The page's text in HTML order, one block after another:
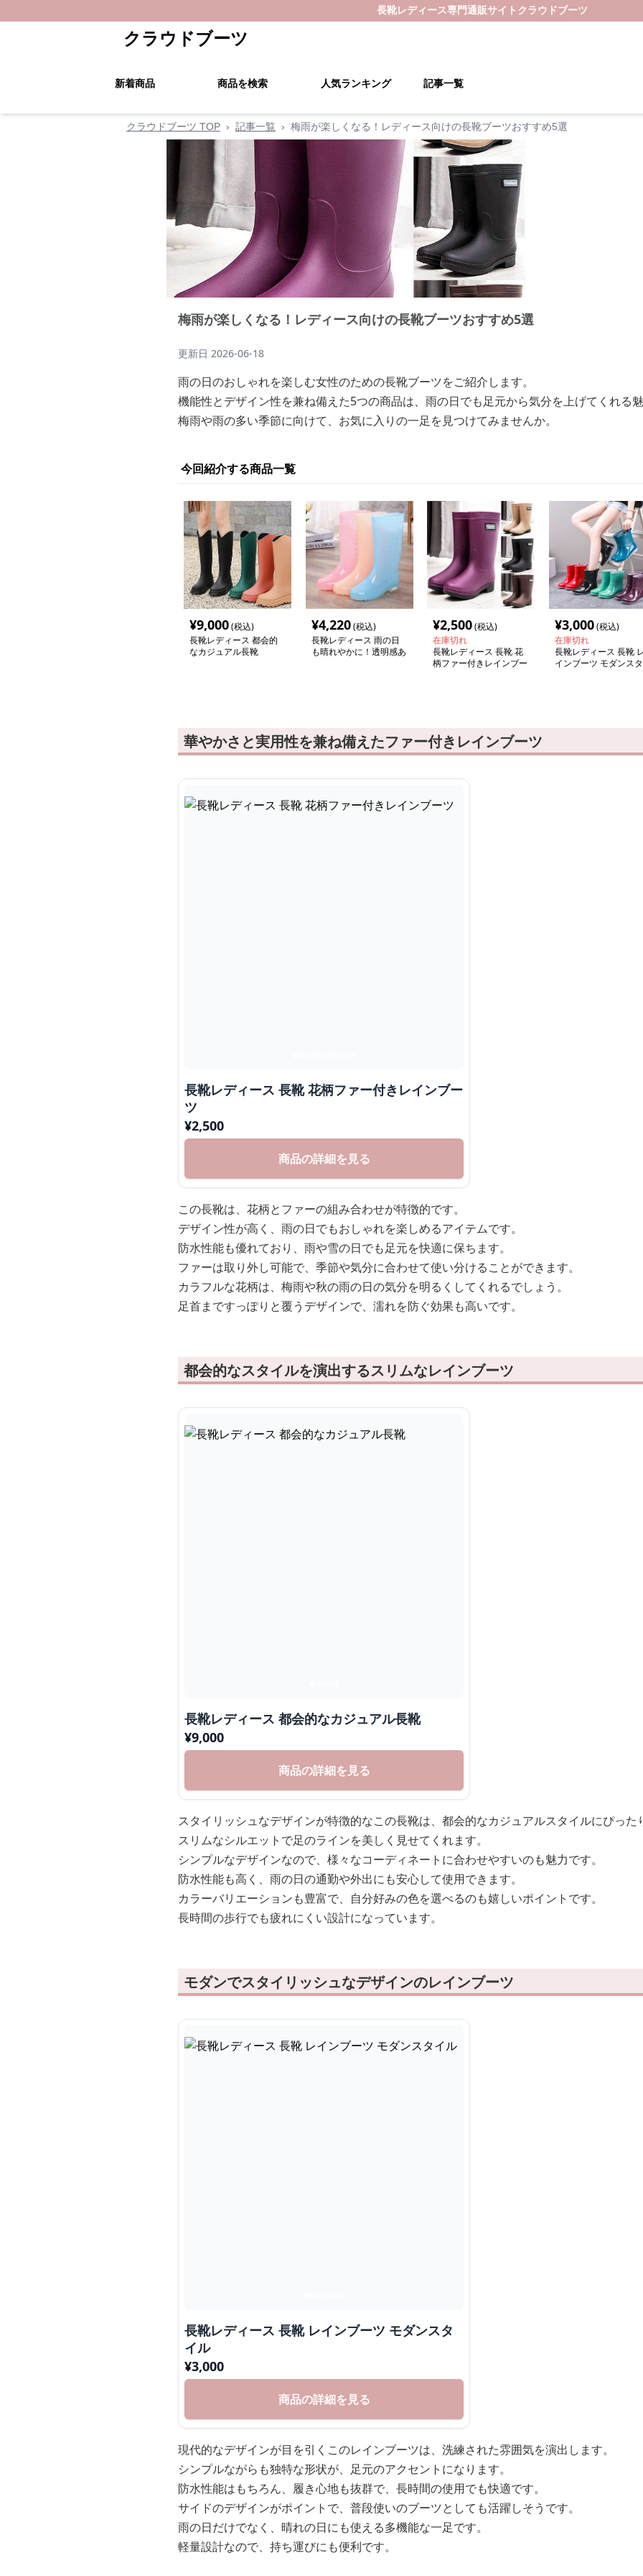
長靴レディース専門通販サイト クラウドブーツ
クラウドブーツ
新着商品 商品を検索 人気ランキング 記事一覧
クラウドブーツ TOP › 記事一覧 › 梅雨が楽しくなる！レディース向けの長靴ブーツおすすめ5選
梅雨が楽しくなる！レディース向けの長靴ブーツおすすめ5選
更新日 2026-06-18
雨の日のおしゃれを楽しむ女性のための長靴ブーツをご紹介します。
機能性とデザイン性を兼ね備えた5つの商品は、雨の日でも足元から気分を上げてくれる
梅雨や雨の多い季節に向けて、お気に入りの一足を見つけてみませんか。
今回紹介する商品一覧
¥9,000(税込)
長靴レディース 都会的
なカジュアル長靴
¥4,220(税込)
長靴レディース 雨の日
も晴れやかに！透明感あ
¥2,500(税込)
在庫切れ
長靴レディース 長靴 花
柄ファー付きレインブー
¥3,000(税込)
在庫切れ
長靴レディース 長靴
インブーツ モダンスタ
華やかさと実用性を兼ね備えたファー付きレインブーツ
長靴レディース 長靴 花柄ファー付きレインブー
ツ
¥2,500
商品の詳細を見る
この長靴は、花柄とファーの組み合わせが特徴的です。
デザイン性が高く、雨の日でもおしゃれを楽しめるアイテムです。
防水性能も優れており、雨や雪の日でも足元を快適に保ちます。
ファーは取り外し可能で、季節や気分に合わせて使い分けることができます。
カラフルな花柄は、梅雨や秋の雨の日の気分を明るくしてくれるでしょう。
足首まですっぽりと覆うデザインで、濡れを防ぐ効果も高いです。
都会的なスタイルを演出するスリムなレインブーツ
長靴レディース 都会的なカジュアル長靴
¥9,000
商品の詳細を見る
スタイリッシュなデザインが特徴的なこの長靴は、都会的なカジュアルスタイルにぴった
スリムなシルエットで足のラインを美しく見せてくれます。
シンプルなデザインなので、様々なコーディネートに合わせやすいのも魅力です。
防水性能も高く、雨の日の通勤や外出にも安心して使用できます。
カラーバリエーションも豊富で、自分好みの色を選べるのも嬉しいポイントです。
長時間の歩行でも疲れにくい設計になっています。
モダンでスタイリッシュなデザインのレインブーツ
長靴レディース 長靴 レインブーツ モダンスタ
イル
¥3,000
商品の詳細を見る
現代的なデザインが目を引くこのレインブーツは、洗練された雰囲気を演出します。
シンプルながらも独特な形状が、足元のアクセントになります。
防水性能はもちろん、履き心地も抜群で、長時間の使用でも快適です。
サイドのデザインがポイントで、普段使いのブーツとしても活躍しそうです。
雨の日だけでなく、晴れの日にも使える多機能な一足です。
軽量設計なので、持ち運びにも便利です。